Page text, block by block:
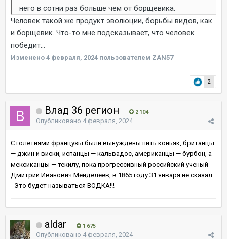
него в сотни раз больше чем от борщевика.
Человек такой же продукт эволюции, борьбы видов, как
и борщевик. Что-то мне подсказывает, что человек
победит...
Изменено 4 февраля, 2024 пользователем ZAN57
2
Влад 36 регион 2 104
Опубликовано 4 февраля, 2024
Столетиями французы были вынуждены пить коньяк, британцы
— джин и виски, испанцы — кальвадос, американцы — бурбон, а
мексиканцы — текилу, пока прогрессивный российский ученый
Дмитрий Иванович Менделеев, в 1865 году 31 января не сказал:
- Это будет называться ВОДКА!!!
aldar 1 675
Опубликовано 4 февраля, 2024